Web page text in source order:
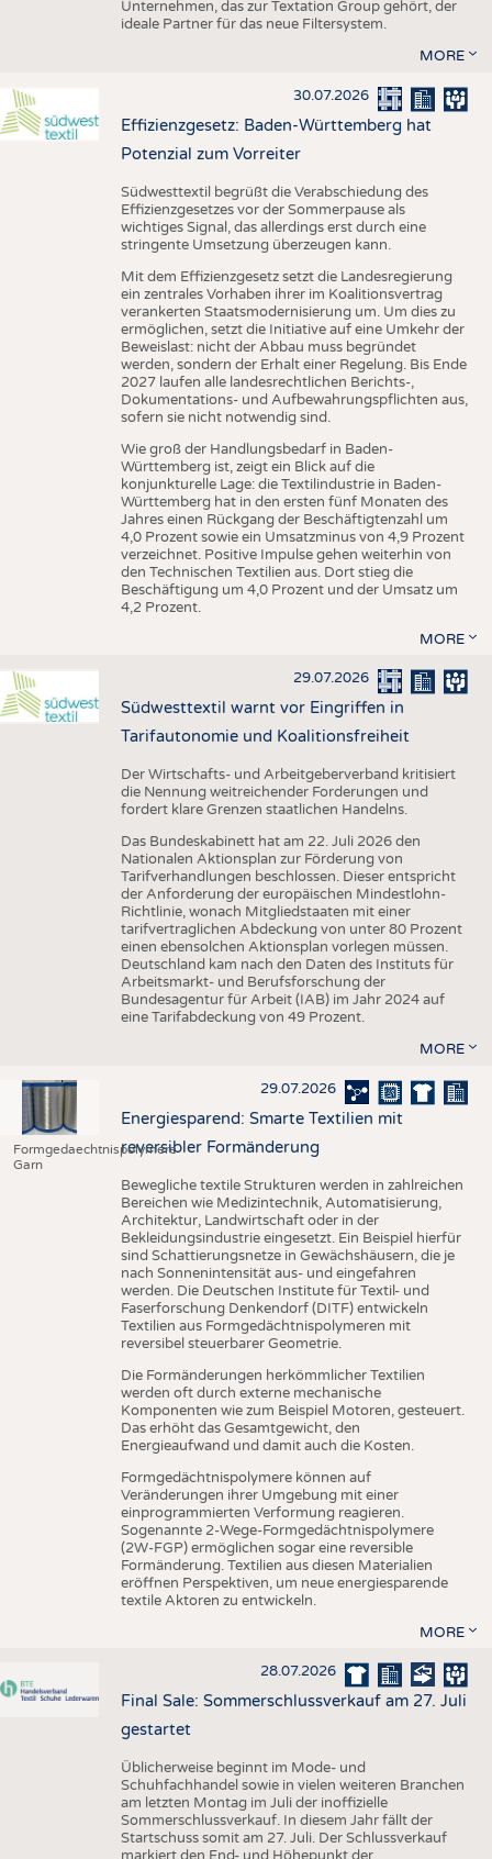
Unternehmen, das zur Textation Group gehört, der
ideale Partner für das neue Filtersystem.
MORE
30.07.2026
Effizienzgesetz: Baden-Württemberg hat
Potenzial zum Vorreiter
Südwesttextil begrüßt die Verabschiedung des
Effizienzgesetzes vor der Sommerpause als
wichtiges Signal, das allerdings erst durch eine
stringente Umsetzung überzeugen kann.
Mit dem Effizienzgesetz setzt die Landesregierung
ein zentrales Vorhaben ihrer im Koalitionsvertrag
verankerten Staatsmodernisierung um. Um dies zu
ermöglichen, setzt die Initiative auf eine Umkehr der
Beweislast: nicht der Abbau muss begründet
werden, sondern der Erhalt einer Regelung. Bis Ende
2027 laufen alle landesrechtlichen Berichts-,
Dokumentations- und Aufbewahrungspflichten aus,
sofern sie nicht notwendig sind.
Wie groß der Handlungsbedarf in Baden-
Württemberg ist, zeigt ein Blick auf die
konjunkturelle Lage: die Textilindustrie in Baden-
Württemberg hat in den ersten fünf Monaten des
Jahres einen Rückgang der Beschäftigtenzahl um
4,0 Prozent sowie ein Umsatzminus von 4,9 Prozent
verzeichnet. Positive Impulse gehen weiterhin von
den Technischen Textilien aus. Dort stieg die
Beschäftigung um 4,0 Prozent und der Umsatz um
4,2 Prozent.
MORE
29.07.2026
Südwesttextil warnt vor Eingriffen in
Tarifautonomie und Koalitionsfreiheit
Der Wirtschafts- und Arbeitgeberverband kritisiert
die Nennung weitreichender Forderungen und
fordert klare Grenzen staatlichen Handelns.
Das Bundeskabinett hat am 22. Juli 2026 den
Nationalen Aktionsplan zur Förderung von
Tarifverhandlungen beschlossen. Dieser entspricht
der Anforderung der europäischen Mindestlohn-
Richtlinie, wonach Mitgliedstaaten mit einer
tarifvertraglichen Abdeckung von unter 80 Prozent
einen ebensolchen Aktionsplan vorlegen müssen.
Deutschland kam nach den Daten des Instituts für
Arbeitsmarkt- und Berufsforschung der
Bundesagentur für Arbeit (IAB) im Jahr 2024 auf
eine Tarifabdeckung von 49 Prozent.
MORE
Formgedaechtnispolymere
Garn
29.07.2026
Energiesparend: Smarte Textilien mit
reversibler Formänderung
Bewegliche textile Strukturen werden in zahlreichen
Bereichen wie Medizintechnik, Automatisierung,
Architektur, Landwirtschaft oder in der
Bekleidungsindustrie eingesetzt. Ein Beispiel hierfür
sind Schattierungsnetze in Gewächshäusern, die je
nach Sonnenintensität aus- und eingefahren
werden. Die Deutschen Institute für Textil- und
Faserforschung Denkendorf (DITF) entwickeln
Textilien aus Formgedächtnispolymeren mit
reversibel steuerbarer Geometrie.
Die Formänderungen herkömmlicher Textilien
werden oft durch externe mechanische
Komponenten wie zum Beispiel Motoren, gesteuert.
Das erhöht das Gesamtgewicht, den
Energieaufwand und damit auch die Kosten.
Formgedächtnispolymere können auf
Veränderungen ihrer Umgebung mit einer
einprogrammierten Verformung reagieren.
Sogenannte 2-Wege-Formgedächtnispolymere
(2W-FGP) ermöglichen sogar eine reversible
Formänderung. Textilien aus diesen Materialien
eröffnen Perspektiven, um neue energiesparende
textile Aktoren zu entwickeln.
MORE
28.07.2026
Final Sale: Sommerschlussverkauf am 27. Juli
gestartet
Üblicherweise beginnt im Mode- und
Schuhfachhandel sowie in vielen weiteren Branchen
am letzten Montag im Juli der inoffizielle
Sommerschlussverkauf. In diesem Jahr fällt der
Startschuss somit am 27. Juli. Der Schlussverkauf